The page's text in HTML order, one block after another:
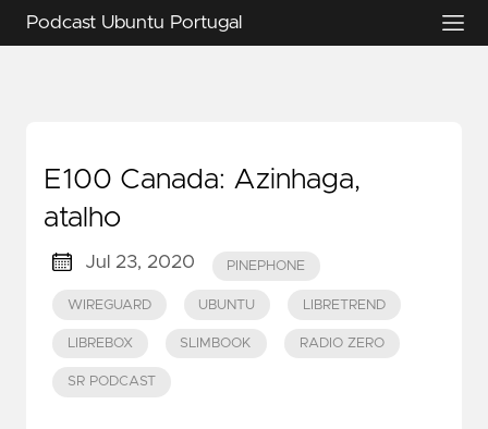
Podcast Ubuntu Portugal
E100 Canada: Azinhaga,
atalho
Jul 23, 2020 PINEPHONE
WIREGUARD UBUNTU LIBRETREND
LIBREBOX SLIMBOOK RADIO ZERO
SR PODCAST